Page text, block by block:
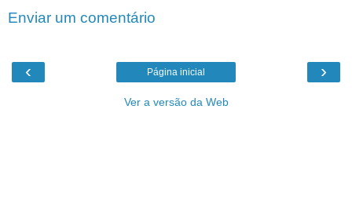
Enviar um comentário
‹ ›
Página inicial
Ver a versão da Web